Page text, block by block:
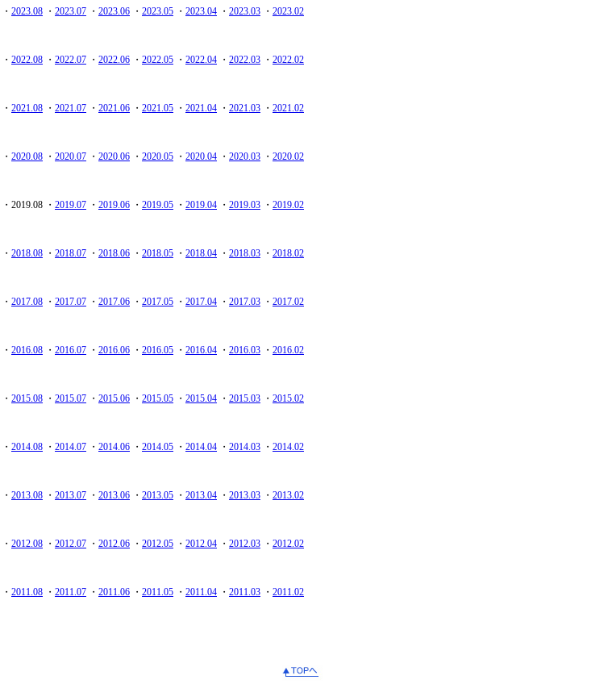
・ 2023.08 ・ 2023.07 ・ 2023.06 ・ 2023.05 ・ 2023.04 ・ 2023.03 ・ 2023.02
・ 2022.08 ・ 2022.07 ・ 2022.06 ・ 2022.05 ・ 2022.04 ・ 2022.03 ・ 2022.02
・ 2021.08 ・ 2021.07 ・ 2021.06 ・ 2021.05 ・ 2021.04 ・ 2021.03 ・ 2021.02
・ 2020.08 ・ 2020.07 ・ 2020.06 ・ 2020.05 ・ 2020.04 ・ 2020.03 ・ 2020.02
・2019.08 ・ 2019.07 ・ 2019.06 ・ 2019.05 ・ 2019.04 ・ 2019.03 ・ 2019.02
・ 2018.08 ・ 2018.07 ・ 2018.06 ・ 2018.05 ・ 2018.04 ・ 2018.03 ・ 2018.02
・ 2017.08 ・ 2017.07 ・ 2017.06 ・ 2017.05 ・ 2017.04 ・ 2017.03 ・ 2017.02
・ 2016.08 ・ 2016.07 ・ 2016.06 ・ 2016.05 ・ 2016.04 ・ 2016.03 ・ 2016.02
・ 2015.08 ・ 2015.07 ・ 2015.06 ・ 2015.05 ・ 2015.04 ・ 2015.03 ・ 2015.02
・ 2014.08 ・ 2014.07 ・ 2014.06 ・ 2014.05 ・ 2014.04 ・ 2014.03 ・ 2014.02
・ 2013.08 ・ 2013.07 ・ 2013.06 ・ 2013.05 ・ 2013.04 ・ 2013.03 ・ 2013.02
・ 2012.08 ・ 2012.07 ・ 2012.06 ・ 2012.05 ・ 2012.04 ・ 2012.03 ・ 2012.02
・ 2011.08 ・ 2011.07 ・ 2011.06 ・ 2011.05 ・ 2011.04 ・ 2011.03 ・ 2011.02